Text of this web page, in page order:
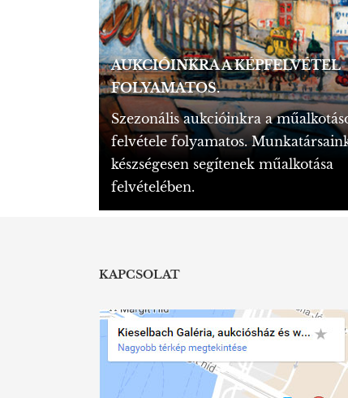
AUKCIÓINKRA A KÉPFELVÉTEL
FOLYAMATOS.
Szezonális aukcióinkra a
felvétele folyamatos.
készségesen segítenek műalkotása
felvételében.
KAPCSOLAT